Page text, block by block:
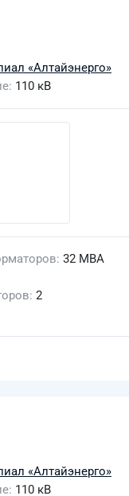
«Алтайэнерго»
110 кВ
32 МВА
2
«Алтайэнерго»
110 кВ